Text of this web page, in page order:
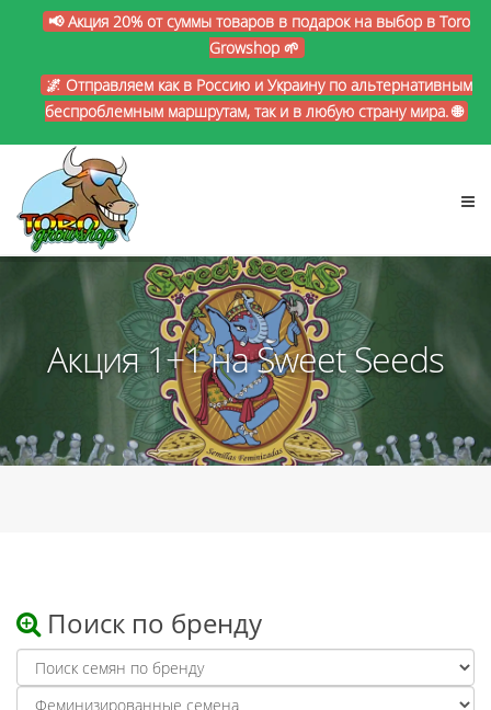
📢 Акция 20% от суммы товаров в подарок на выбор в Toro
Growshop 🌱
🌌 Отправляем как в Россию и Украину по альтернативным
беспроблемным маршрутам, так и в любую страну мира. 🌐
Акция 1+1 на Sweet Seeds
Поиск по бренду